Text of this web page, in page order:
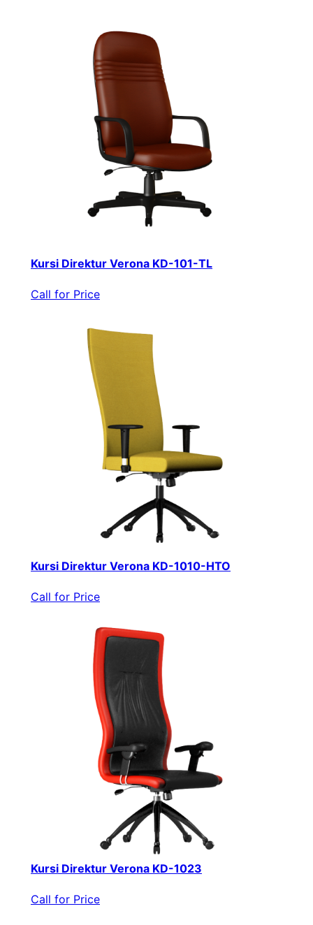
Kursi Direktur Verona KD-101-TL
Call for Price
Kursi Direktur Verona KD-1010-HTO
Call for Price
Kursi Direktur Verona KD-1023
Call for Price